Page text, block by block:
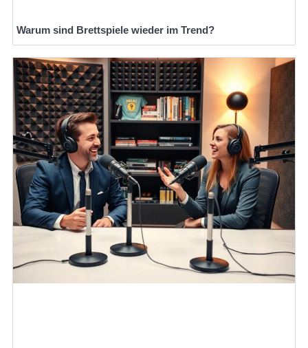
Warum sind Brettspiele wieder im Trend?